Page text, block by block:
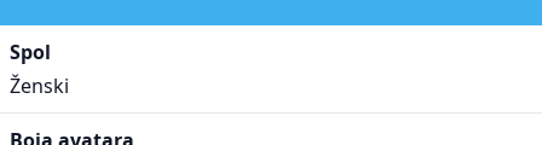
Spol
Ženski